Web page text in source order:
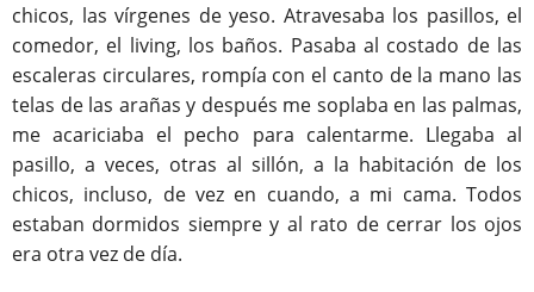
chicos, las vírgenes de yeso. Atravesaba los pasillos, el
comedor, el living, los baños. Pasaba al costado de las
escaleras circulares, rompía con el canto de la mano las
telas de las arañas y después me soplaba en las palmas,
me acariciaba el pecho para calentarme. Llegaba al
pasillo, a veces, otras al sillón, a la habitación de los
chicos, incluso, de vez en cuando, a mi cama. Todos
estaban dormidos siempre y al rato de cerrar los ojos
era otra vez de día.